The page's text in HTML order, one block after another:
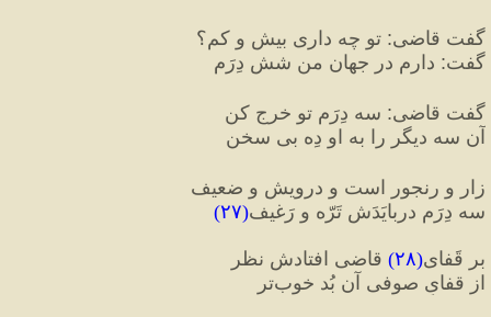
گفت قاضی: تو چه داری بیش و کم؟
گفت: دارم در جهان من شش دِرَم
گفت قاضی: سه دِرَم تو خرج کن
آن سه دیگر را به او دِه بی‌ سخن
زار و رنجور است و درویش و ضعیف
سه دِرَم دربایَدَش تَرّه و رَغیف(۲۷)
بر قَفای(۲۸) قاضی افتادش نظر
از قفایِ صوفی آن بُد خوب‌تر